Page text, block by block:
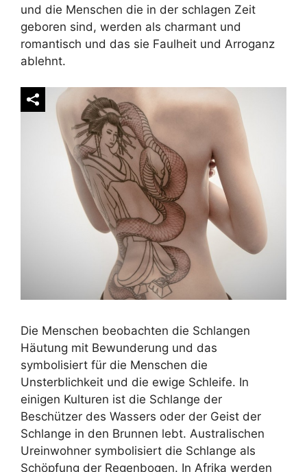
und die Menschen die in der schlagen Zeit
geboren sind, werden als charmant und
romantisch und das sie Faulheit und Arroganz
ablehnt.
Die Menschen beobachten die Schlangen
Häutung mit Bewunderung und das
symbolisiert für die Menschen die
Unsterblichkeit und die ewige Schleife. In
einigen Kulturen ist die Schlange der
Beschützer des Wassers oder der Geist der
Schlange in den Brunnen lebt. Australischen
Ureinwohner symbolisiert die Schlange als
Schöpfung der Regenbogen. In Afrika werden